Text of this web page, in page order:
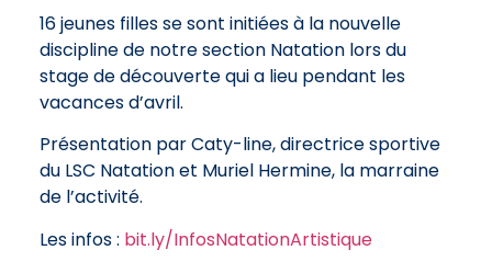
16 jeunes filles se sont initiées à la nouvelle
discipline de notre section Natation lors du
stage de découverte qui a lieu pendant les
vacances d’avril.
Présentation par Caty-line, directrice sportive
du LSC Natation et Muriel Hermine, la marraine
de l’activité.
Les infos : bit.ly/InfosNatationArtistique